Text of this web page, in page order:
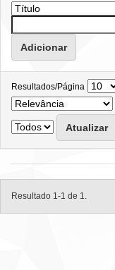
Resultados/Página
Resultado 1-1 de 1.